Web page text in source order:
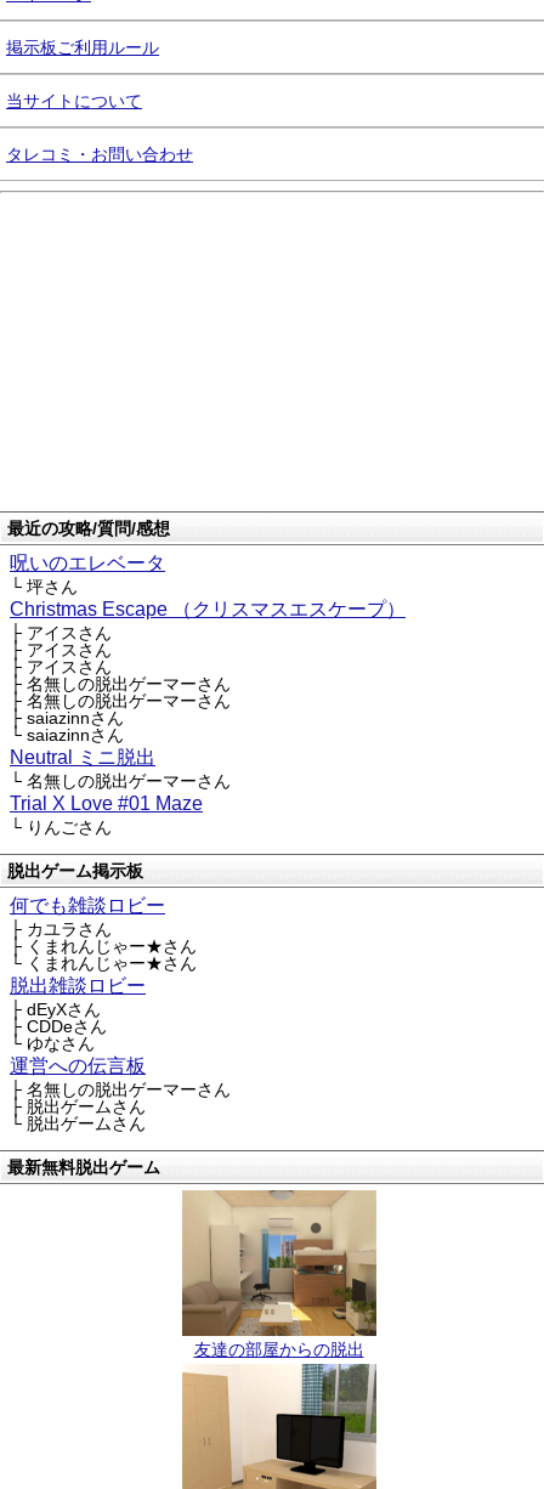
掲示板ご利用ルール
当サイトについて
タレコミ・お問い合わせ
最近の攻略/質問/感想
呪いのエレベータ
└ 坪さん
Christmas Escape （クリスマスエスケープ）
├ アイスさん
├ アイスさん
├ アイスさん
├ 名無しの脱出ゲーマーさん
├ 名無しの脱出ゲーマーさん
├ saiazinnさん
└ saiazinnさん
Neutral ミニ脱出
└ 名無しの脱出ゲーマーさん
Trial X Love #01 Maze
└ りんごさん
脱出ゲーム掲示板
何でも雑談ロビー
├ カユラさん
├ くまれんじゃー★さん
└ くまれんじゃー★さん
脱出雑談ロビー
├ dEyXさん
├ CDDeさん
└ ゆなさん
運営への伝言板
├ 名無しの脱出ゲーマーさん
├ 脱出ゲームさん
└ 脱出ゲームさん
最新無料脱出ゲーム
友達の部屋からの脱出